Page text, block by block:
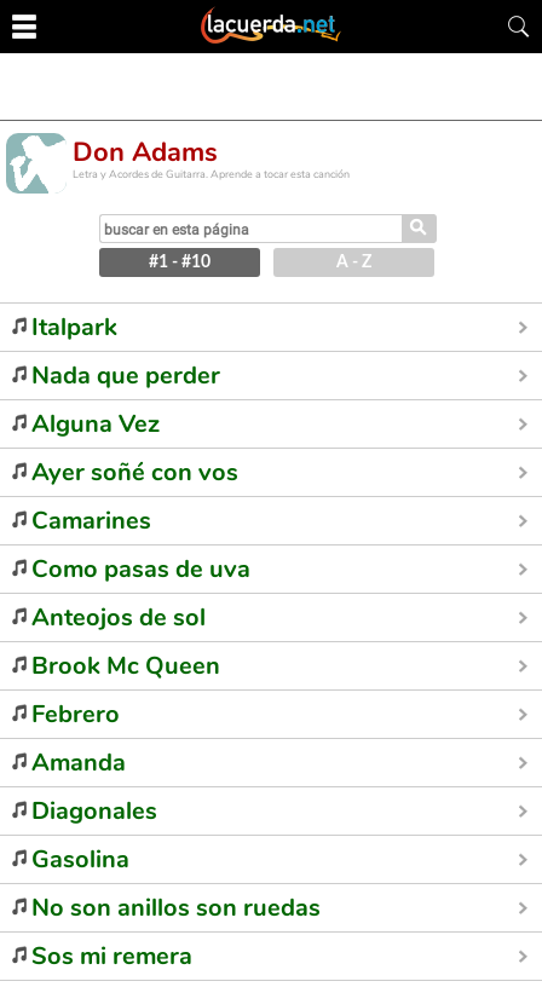
Don Adams
Letra y Acordes de Guitarra. Aprende a tocar esta canción
⚲
#1 - #10 A - Z
Italpark
Nada que perder
Alguna Vez
Ayer soñé con vos
Camarines
Como pasas de uva
Anteojos de sol
Brook Mc Queen
Febrero
Amanda
Diagonales
Gasolina
No son anillos son ruedas
Sos mi remera